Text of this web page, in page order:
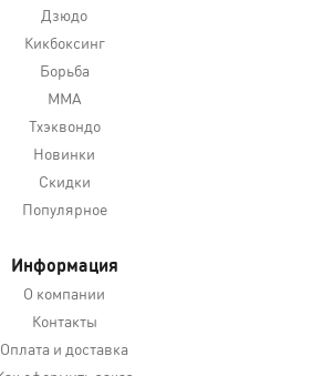
Дзюдо
Кикбоксинг
Борьба
MMA
Тхэквондо
Новинки
Скидки
Популярное
Информация
О компании
Контакты
Оплата и доставка